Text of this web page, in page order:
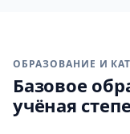
ОБРАЗОВАНИЕ И
Базовое
учёная